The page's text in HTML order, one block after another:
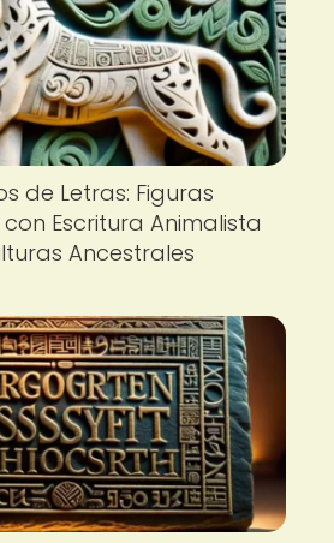
de Letras: Figuras
Escritura Animalista
Ancestrales